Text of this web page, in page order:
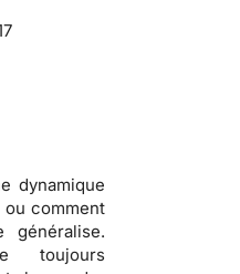
dynamique
comment
généralise.
toujours